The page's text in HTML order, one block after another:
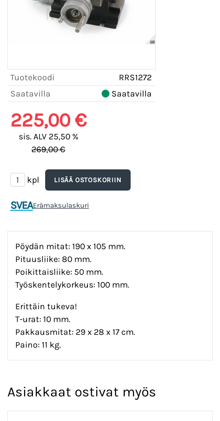
Tuotekoodi
RRS1272
Saatavilla
Saatavilla
225,00 €
sis. ALV 25,50 %
269,00 €
kpl
SVEAErämaksulaskuri
Pöydän mitat: 190 x 105 mm.
Pituusliike: 80 mm.
Poikittaisliike: 50 mm.
Työskentelykorkeus: 100 mm.
Erittäin tukeva!
T-urat: 10 mm.
Pakkausmitat: 29 x 28 x 17 cm.
Paino: 11 kg.
Asiakkaat ostivat myös